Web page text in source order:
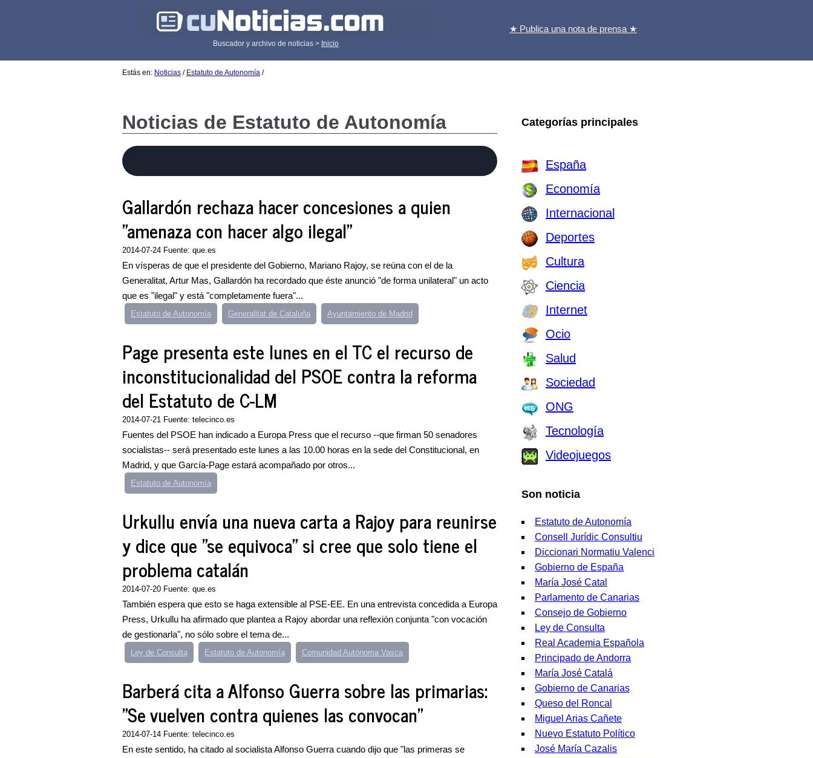
Buscador y archivo de noticias > Inicio
★ Publica una nota de prensa ★
Estás en: Noticias / Estatuto de Autonomía /
Noticias de Estatuto de Autonomía
Gallardón rechaza hacer concesiones a quien
"amenaza con hacer algo ilegal"
2014-07-24 Fuente: que.es
En vísperas de que el presidente del Gobierno, Mariano Rajoy, se reúna con el de la
Generalitat, Artur Mas, Gallardón ha recordado que éste anunció "de forma unilateral" un acto
que es "ilegal" y está "completamente fuera"...
Estatuto de Autonomía Generalitat de Cataluña Ayuntamiento de Madrid
Page presenta este lunes en el TC el recurso de
inconstitucionalidad del PSOE contra la reforma
del Estatuto de C-LM
2014-07-21 Fuente: telecinco.es
Fuentes del PSOE han indicado a Europa Press que el recurso --que firman 50 senadores
socialistas-- será presentado este lunes a las 10.00 horas en la sede del Constitucional, en
Madrid, y que García-Page estará acompañado por otros...
Estatuto de Autonomía
Urkullu envía una nueva carta a Rajoy para reunirse
y dice que "se equivoca" si cree que solo tiene el
problema catalán
2014-07-20 Fuente: que.es
También espera que esto se haga extensible al PSE-EE. En una entrevista concedida a Europa
Press, Urkullu ha afirmado que plantea a Rajoy abordar una reflexión conjunta "con vocación
de gestionarla", no sólo sobre el tema de...
Ley de Consulta Estatuto de Autonomía Comunidad Autónoma Vasca
Barberá cita a Alfonso Guerra sobre las primarias:
"Se vuelven contra quienes las convocan"
2014-07-14 Fuente: telecinco.es
En este sentido, ha citado al socialista Alfonso Guerra cuando dijo que "las primeras se
Categorías principales
España
Economía
Internacional
Deportes
Cultura
Ciencia
Internet
Ocio
Salud
Sociedad
ONG
Tecnología
Videojuegos
Son noticia
Estatuto de Autonomía
Consell Jurídic Consultiu
Diccionari Normatiu Valenci
Gobierno de España
María José Catal
Parlamento de Canarias
Consejo de Gobierno
Ley de Consulta
Real Academia Española
Principado de Andorra
María José Catalá
Gobierno de Canarias
Queso del Roncal
Miguel Arias Cañete
Nuevo Estatuto Político
José María Cazalis